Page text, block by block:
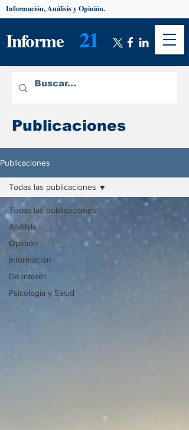
Informe 21
Información, Análisis y Opinión.
Publicaciones
Publicaciones
Todas las publicaciones
Análisis
Opinión
Información
De interés
Psicología y Salud
Todas las publicaciones